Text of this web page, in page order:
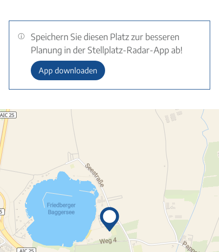
Speichern Sie diesen Platz zur besseren
Planung in der Stellplatz-Radar-App ab!
App downloaden